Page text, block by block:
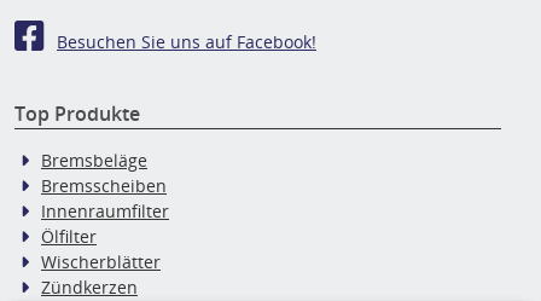
Besuchen Sie uns auf Facebook!
Top Produkte
Bremsbeläge
Bremsscheiben
Innenraumfilter
Ölfilter
Wischerblätter
Zündkerzen